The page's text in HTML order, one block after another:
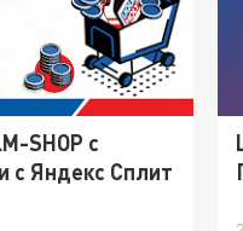
SHOP с
с Яндекс Сплит